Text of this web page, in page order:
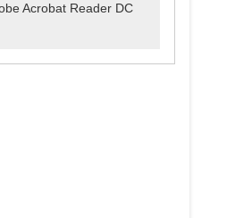
Acrobat Reader DC